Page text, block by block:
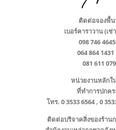
ติดต่อจองพื้
เบอร์คาราวาน (เ
098 746
064 864
081 611
หน่วยงานหลักใ
ที่ทำการปกค
โทร. 0 3533 6564 , 0
ติดต่อบริจาคสิ่งของร้าน